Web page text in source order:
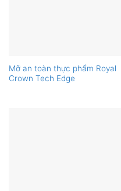
Mỡ an toàn thực phẩm Royal
Crown Tech Edge